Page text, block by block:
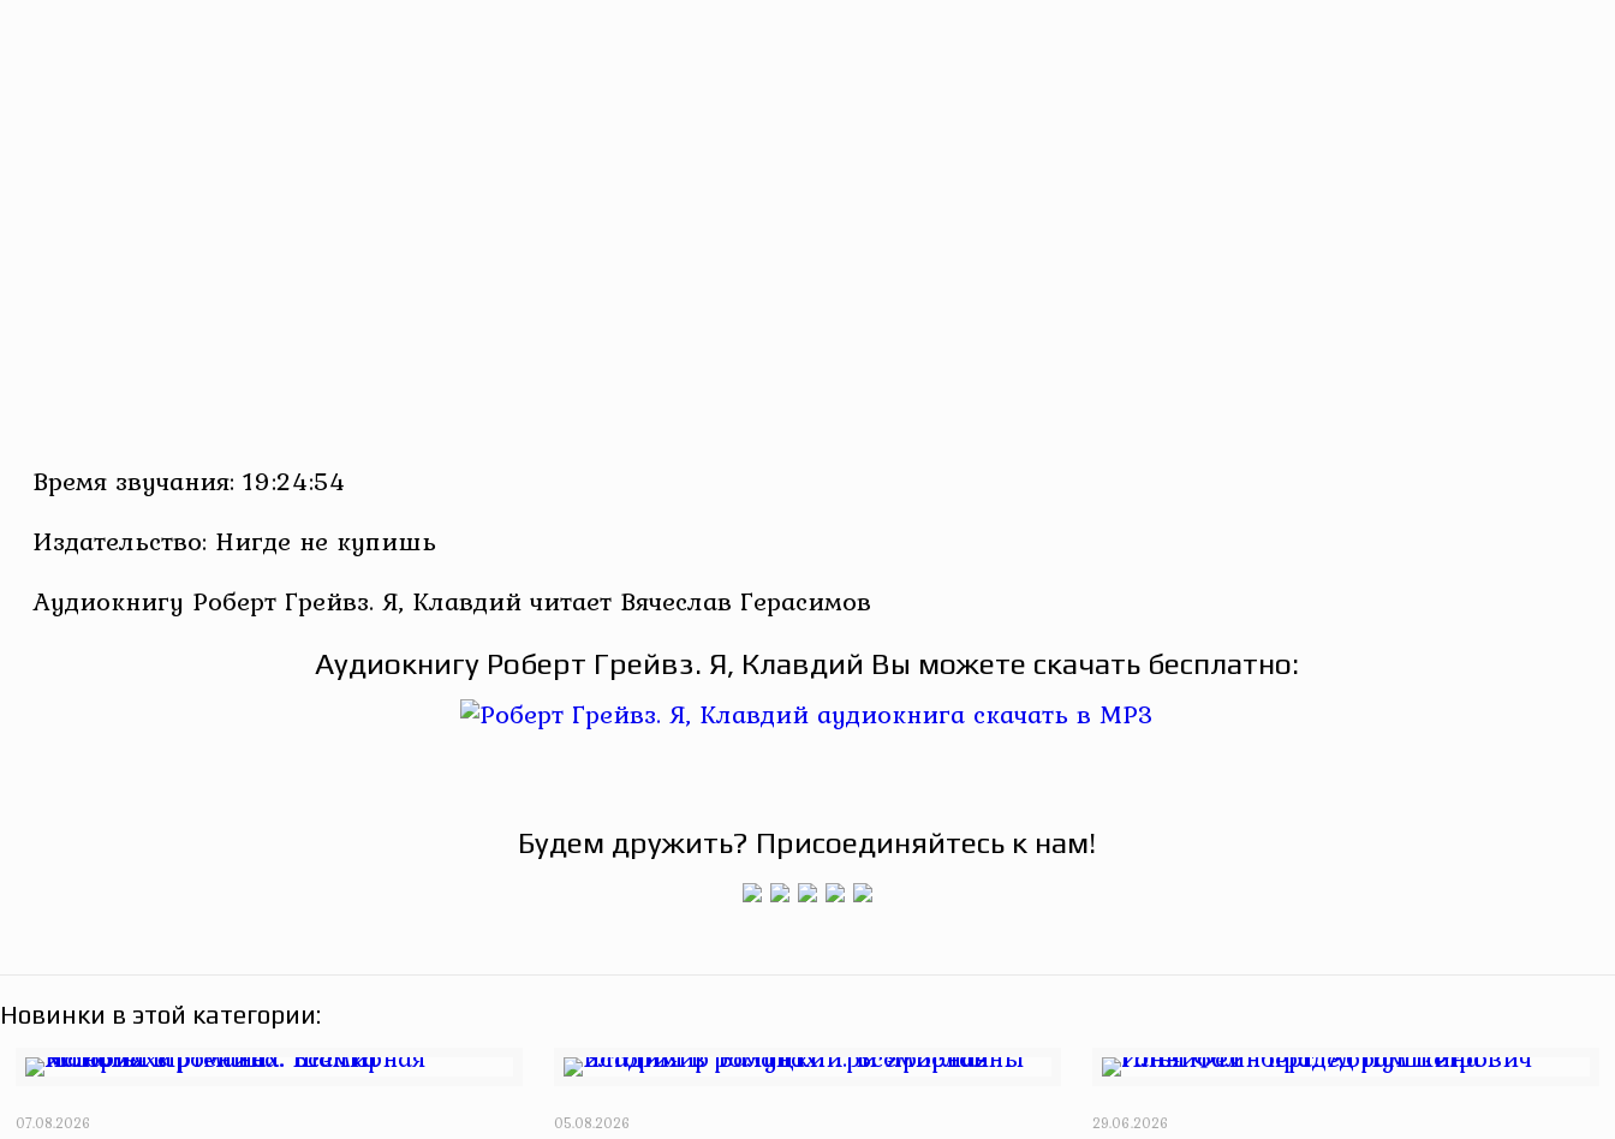
Время звучания: 19:24:54
Издательство: Нигде не купишь
Аудиокнигу Роберт Грейвз. Я, Клавдий читает Вячеслав Герасимов
Аудиокнигу Роберт Грейвз. Я, Клавдий Вы можете скачать бесплатно:
Будем дружить? Присоединяйтесь к нам!
Новинки в этой категории:
07.08.2026 05.08.2026 29.06.2026